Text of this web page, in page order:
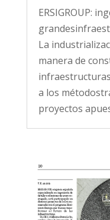
ERSIGROUP:
La
manera de
a los
proyectos